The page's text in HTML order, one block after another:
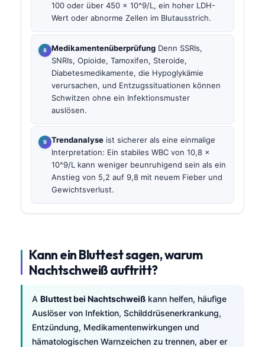
100 oder über 450 x 10^9/L, ein hoher LDH-
Wert oder abnorme Zellen im Blutausstrich.
Medikamentenüberprüfung Denn SSRIs,
SNRIs, Opioide, Tamoxifen, Steroide,
Diabetesmedikamente, die Hypoglykämie
verursachen, und Entzugssituationen können
Schwitzen ohne ein Infektionsmuster
auslösen.
Trendanalyse ist sicherer als eine einmalige
Interpretation: Ein stabiles WBC von 10,8 x
10^9/L kann weniger beunruhigend sein als ein
Anstieg von 5,2 auf 9,8 mit neuem Fieber und
Gewichtsverlust.
Kann ein Bluttest sagen, warum
Nachtschweiß auftritt?
A Bluttest bei Nachtschweiß kann helfen, häufige
Auslöser von Infektion, Schilddrüsenerkrankung,
Entzündung, Medikamentenwirkungen und
hämatologischen Warnzeichen zu trennen, aber er